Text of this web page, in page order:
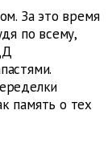
За это время
по всему,
память о тех